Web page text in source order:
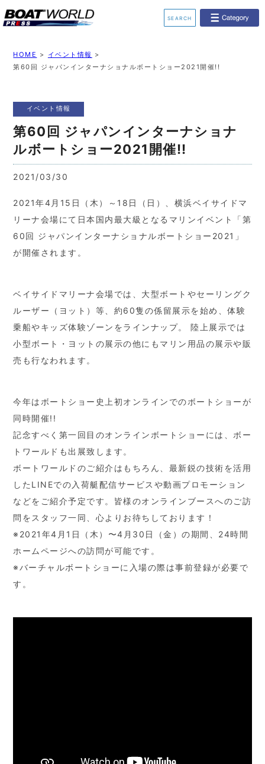
SEARCH
業界ニュース
ジェットスキー
動画チャンネル リクルート
HOME > イベント情報 >
第60回 ジャパンインターナショナルボートショー2021開催!!
イベント情報
第60回 ジャパンインターナショナ
ルボートショー2021開催!!
2021/03/30
2021年4月15日（木）～18日（日）、横浜ベイサイドマ
リーナ会場にて日本国内最大級となるマリンイベント「第
60回 ジャパンインターナショナルボートショー2021」
が開催されます。
ベイサイドマリーナ会場では、大型ボートやセーリングク
ルーザー（ヨット）等、約60隻の係留展示を始め、体験
乗船やキッズ体験ゾーンをラインナップ。 陸上展示では
小型ボート・ヨットの展示の他にもマリン用品の展示や販
売も行なわれます。
今年はボートショー史上初オンラインでのボートショーが
同時開催!!
記念すべく第一回目のオンラインボートショーには、ボー
トワールドも出展致します。
ボートワールドのご紹介はもちろん、最新鋭の技術を活用
したLINEでの入荷艇配信サービスや動画プロモーション
などをご紹介予定です。皆様のオンラインブースへのご訪
問をスタッフ一同、心よりお待ちしております！
※2021年4月1日（木）〜4月30日（金）の期間、24時間
ホームページへの訪問が可能です。
※バーチャルボートショーに入場の際は事前登録が必要で
す。